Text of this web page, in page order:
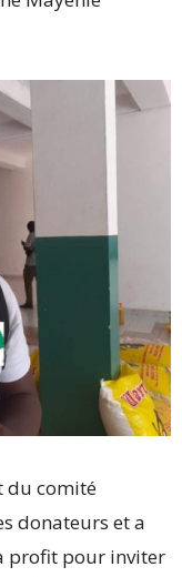
du comité
donateurs et a
profit pour inviter